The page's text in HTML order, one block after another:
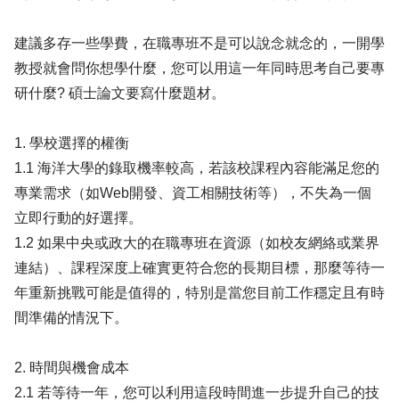
建議多存一些學費，在職專班不是可以說念就念的，一開學
教授就會問你想學什麼，您可以用這一年同時思考自己要專
研什麼? 碩士論文要寫什麼題材。
1. 學校選擇的權衡
1.1 海洋大學的錄取機率較高，若該校課程內容能滿足您的
專業需求（如Web開發、資工相關技術等），不失為一個
立即行動的好選擇。
1.2 如果中央或政大的在職專班在資源（如校友網絡或業界
連結）、課程深度上確實更符合您的長期目標，那麼等待一
年重新挑戰可能是值得的，特別是當您目前工作穩定且有時
間準備的情況下。
2. 時間與機會成本
2.1 若等待一年，您可以利用這段時間進一步提升自己的技